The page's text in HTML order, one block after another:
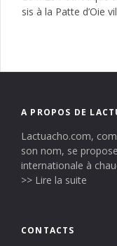
sis à la Patte d’Oie
A PROPOS DE
Lactuacho.com,
son nom, se
internationale à
>> Lire la suite
CONTACTS